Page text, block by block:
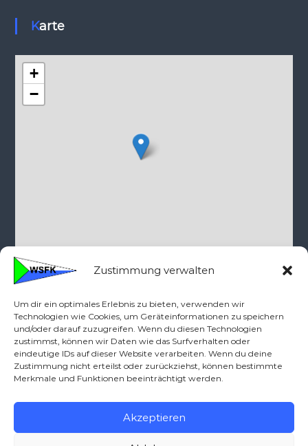
Zustimmung verwalten
Um dir ein optimales Erlebnis zu bieten, verwenden wir
Technologien wie Cookies, um Geräteinformationen zu speichern
und/oder darauf zuzugreifen. Wenn du diesen Technologien
zustimmst, können wir Daten wie das Surfverhalten oder
eindeutige IDs auf dieser Website verarbeiten. Wenn du deine
Zustimmung nicht erteilst oder zurückziehst, können bestimmte
Merkmale und Funktionen beeinträchtigt werden.
Akzeptieren
Karte
+
−
Kontakt
Telefon: 0160-90712379
wsfk{ät)wassersportfreunde-kassel.de